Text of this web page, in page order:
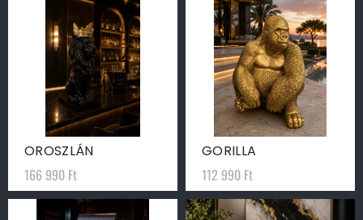
OROSZLÁN
166 990 Ft
GORILLA
112 990 Ft